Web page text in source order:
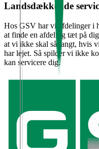
Landsdækkende
Hos GSV har vi afdelinger i
at finde en afdeling tæt på
at vi ikke skal så langt, hvis
har lejet. Så spilder vi ikke
kan servicere dig.